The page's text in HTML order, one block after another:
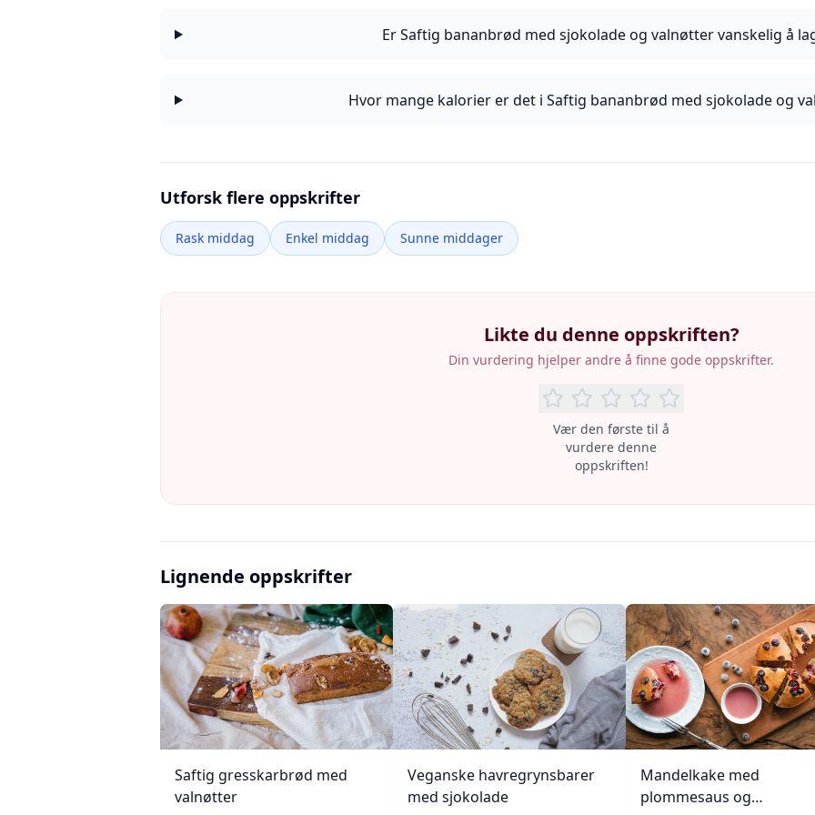
Er Saftig bananbrød med sjokolade og valnøtter vanskelig å
Hvor mange kalorier er det i Saftig bananbrød med sjokolade og
Utforsk flere oppskrifter
Rask middag Enkel middag Sunne middager
Likte du denne oppskriften?
Din vurdering hjelper andre å finne gode oppskrifter.
Vær den første til å
vurdere denne
oppskriften!
Lignende oppskrifter
Saftig gresskarbrød med
valnøtter
Veganske havregrynsbarer
med sjokolade
Mandelkake med
plommesaus og